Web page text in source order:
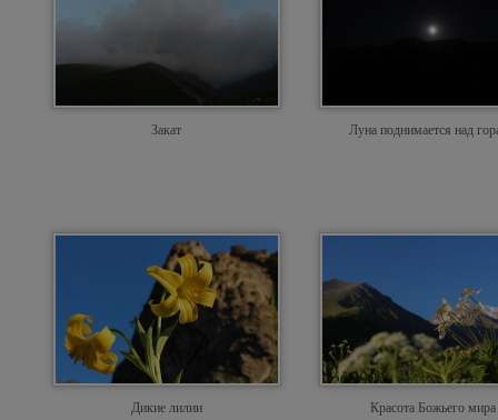
Закат Луна поднимается над
Дикие лилии Красота Божьего мира